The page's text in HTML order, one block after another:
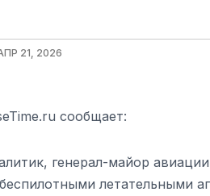
21, 2026
сообщает:
генерал-майор
летательными